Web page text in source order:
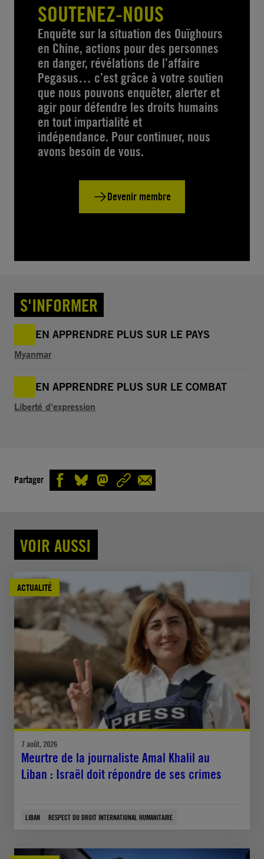
SOUTENEZ-NOUS
Enquête sur la situation des Ouïghours
en Chine, actions pour des personnes
en danger, révélations de l’affaire
Pegasus… c’est grâce à votre soutien
que nous pouvons enquêter, alerter et
agir pour défendre les droits humains
en tout impartialité et
indépendance. Pour continuer, nous
avons besoin de vous.
Devenir membre
S'INFORMER
EN APPRENDRE PLUS SUR LE PAYS
Myanmar
EN APPRENDRE PLUS SUR LE COMBAT
Liberté d’expression
Partager
VOIR AUSSI
ACTUALITÉ
7 août, 2026
Meurtre de la journaliste Amal Khalil au
Liban : Israël doit répondre de ses crimes
LIBAN RESPECT DU DROIT INTERNATIONAL HUMANITAIRE